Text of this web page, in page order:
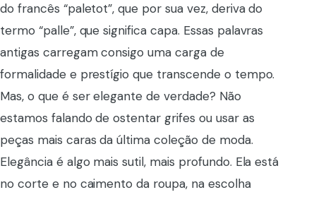
do francês “paletot”, que por sua vez, deriva do
termo “palle”, que significa capa. Essas palavras
antigas carregam consigo uma carga de
formalidade e prestígio que transcende o tempo.
Mas, o que é ser elegante de verdade? Não
estamos falando de ostentar grifes ou usar as
peças mais caras da última coleção de moda.
Elegância é algo mais sutil, mais profundo. Ela está
no corte e no caimento da roupa, na escolha